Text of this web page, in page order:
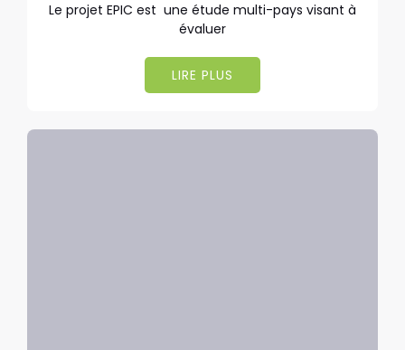
Le projet EPIC est une étude multi-pays visant à
évaluer
LIRE PLUS